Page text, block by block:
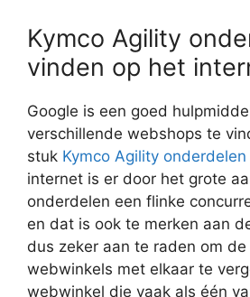
Kymco Agility
vinden op het
Google is een goed
verschillende webshops te
stuk Kymco Agility onderdelen
internet is er door het grote
onderdelen een flinke
en dat is ook te merken aan
dus zeker aan te raden om
webwinkels met elkaar te
webwinkel die vaak als één